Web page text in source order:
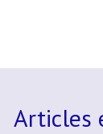
Articles